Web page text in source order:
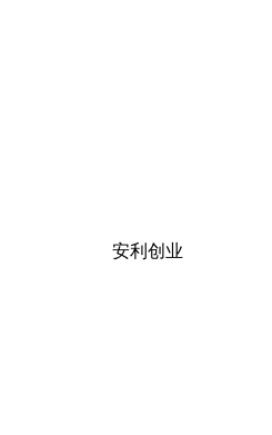
安利创业